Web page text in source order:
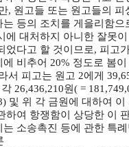
, 원고들 또는 원고들의
는 등의 조치를 게을리함
에 대처하지 아니한 잘못
었다고 할 것이므로, 피고
에 비추어 20% 정도로 봄
서 피고는 원고 2에게
26,436,210원( =
및 위 각 금원에 대하여
하여 항쟁함이 상당한 이
는 소송촉진 등에 관한 특